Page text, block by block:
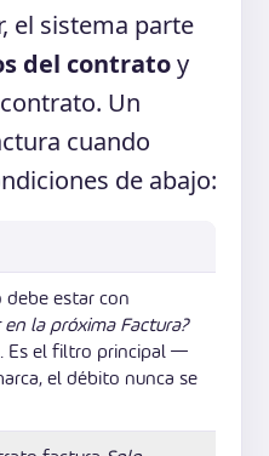
el sistema parte
del contratoy
Un
cuando
de abajo:
debe estar con
en la próxima Factura?
Es el filtro principal —
el débito nunca se